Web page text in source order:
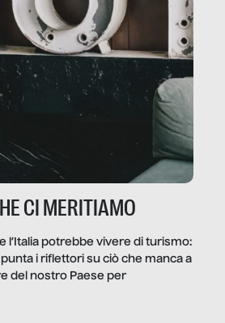
CI MERITIAMO
l’Italia potrebbe vivere di turismo:
i riflettori su ciò che manca a
del nostro Paese per